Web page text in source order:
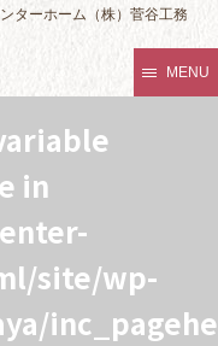
ターホーム（株）菅谷工務
MENU
in
site/wp-